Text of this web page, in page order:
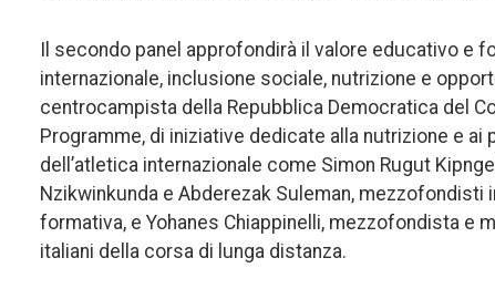
Il secondo panel approfondirà il valore educativo
internazionale, inclusione sociale, nutrizione e
centrocampista della Repubblica Democratica del
Programme, di iniziative dedicate alla nutrizione e
dell’atletica internazionale come Simon Rugut
Nzikwinkunda e Abderezak Suleman,
formativa, e Yohanes Chiappinelli, mezzofondista e
italiani della corsa di lunga distanza.